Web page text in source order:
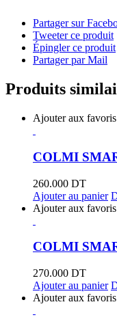
Partager sur
Tweeter ce produit
Épingler ce produit
Partager par Mail
Produits
Ajouter aux favoris
COLMI
260.000 DT
Ajouter au panier
Ajouter aux favoris
COLMI
270.000 DT
Ajouter au panier
Ajouter aux favoris